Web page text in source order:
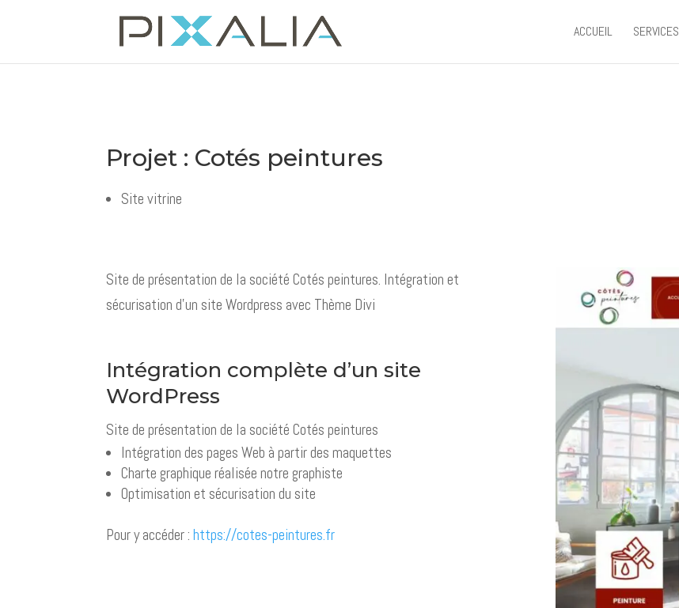
ACCUEIL SERVICES
Projet : Cotés peintures
Site vitrine
Site de présentation de la société Cotés peintures. Intégration et
sécurisation d'un site Wordpress avec Thème Divi
Intégration complète d’un site
WordPress
Site de présentation de la société Cotés peintures
Intégration des pages Web à partir des maquettes
Charte graphique réalisée notre graphiste
Optimisation et sécurisation du site
Pour y accéder :https://cotes-peintures.fr